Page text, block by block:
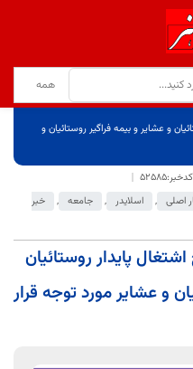
و عشایر و بیمه فراگیر روستائیان و
کدخبر:52585
اصلی , اسلایدر , جامعه ,
خبر
پایدار روستائیان
و عشایر مورد توجه قرار